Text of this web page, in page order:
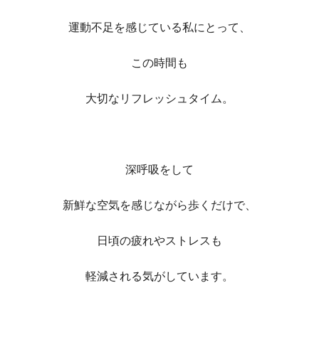
運動不足を感じている私にとって、
この時間も
大切なリフレッシュタイム。
深呼吸をして
新鮮な空気を感じながら歩くだけで、
日頃の疲れやストレスも
軽減される気がしています。